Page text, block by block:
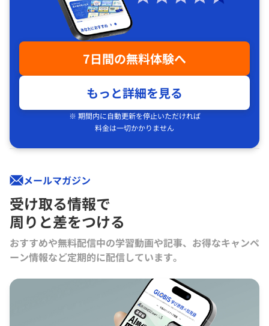
7日間の無料体験へ
もっと詳細を見る
※ 期間内に自動更新を停止いただければ
料金は一切かかりません
メールマガジン
受け取る情報で
周りと差をつける
おすすめや無料配信中の学習動画や記事、お得なキャンペ
ーン情報など定期的に配信しています。